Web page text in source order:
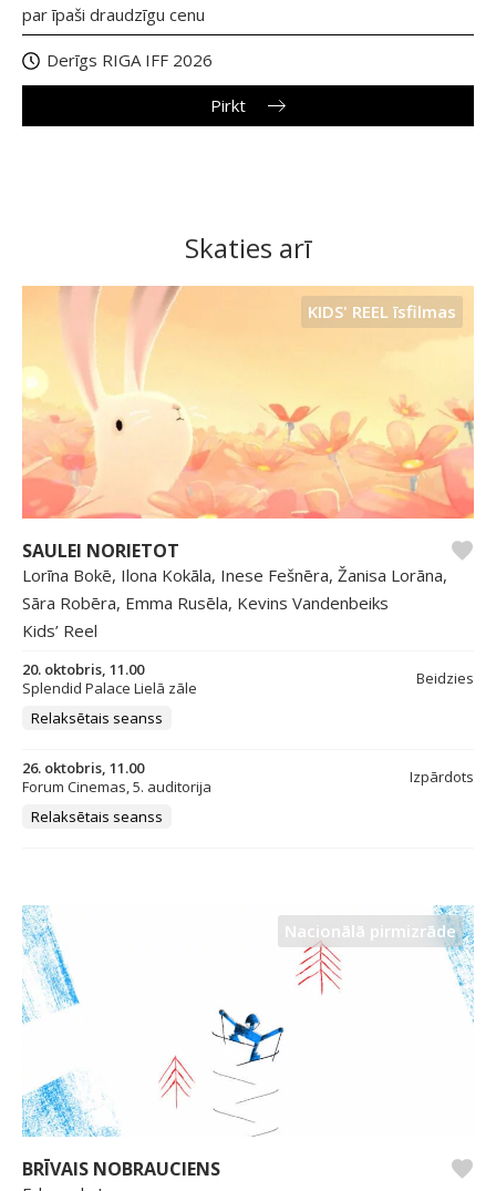
par īpaši draudzīgu cenu
Derīgs RIGA IFF 2026
Pirkt
Skaties arī
KIDS' REEL īsfilmas
SAULEI NORIETOT
Lorīna Bokē, Ilona Kokāla, Inese Fešnēra, Žanisa Lorāna,
Sāra Robēra, Emma Rusēla, Kevins Vandenbeiks
Kids’ Reel
20. oktobris, 11.00
Splendid Palace Lielā zāle
Beidzies
Relaksētais seanss
26. oktobris, 11.00
Forum Cinemas, 5. auditorija
Izpārdots
Relaksētais seanss
Nacionālā pirmizrāde
BRĪVAIS NOBRAUCIENS